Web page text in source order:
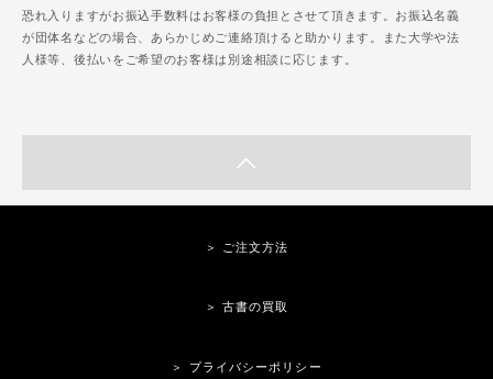
恐れ入りますがお振込手数料はお客様の負担とさせて頂きます。お振込名義
が団体名などの場合、あらかじめご連絡頂けると助かります。また大学や法
人様等、後払いをご希望のお客様は別途相談に応じます。
＞ ご注文方法
＞ 古書の買取
＞ プライバシーポリシー